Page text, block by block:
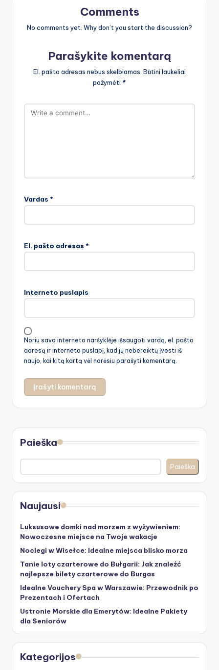
Comments
No comments yet. Why don’t you start the discussion?
Parašykite komentarą
El. pašto adresas nebus skelbiamas. Būtini laukeliai
pažymėti *
Vardas *
El. pašto adresas *
Interneto puslapis
Noriu savo interneto naršyklėje išsaugoti vardą, el. pašto
adresą ir interneto puslapį, kad jų nebereiktų įvesti iš
naujo, kai kitą kartą vėl norėsiu parašyti komentarą.
Paieška
Paieška
Naujausi
Luksusowe domki nad morzem z wyżywieniem:
Nowoczesne miejsce na Twoje wakacje
Noclegi w Wisełce: Idealne miejsca blisko morza
Tanie loty czarterowe do Bułgarii: Jak znaleźć
najlepsze bilety czarterowe do Burgas
Idealne Vouchery Spa w Warszawie: Przewodnik po
Prezentach i Ofertach
Ustronie Morskie dla Emerytów: Idealne Pakiety
dla Seniorów
Kategorijos